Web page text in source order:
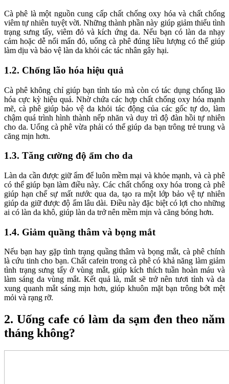
Cà phê là một nguồn cung cấp chất chống oxy hóa và chất chống
viêm tự nhiên tuyệt vời. Những thành phần này giúp giảm thiểu tình
trạng sưng tấy, viêm đỏ và kích ứng da. Nếu bạn có làn da nhạy
cảm hoặc dễ nổi mẩn đỏ, uống cà phê đúng liều lượng có thể giúp
làm dịu và bảo vệ làn da khỏi các tác nhân gây hại.
1.2. Chống lão hóa hiệu quả
Cà phê không chỉ giúp bạn tỉnh táo mà còn có tác dụng chống lão
hóa cực kỳ hiệu quả. Nhờ chứa các hợp chất chống oxy hóa mạnh
mẽ, cà phê giúp bảo vệ da khỏi tác động của các gốc tự do, làm
chậm quá trình hình thành nếp nhăn và duy trì độ đàn hồi tự nhiên
cho da. Uống cà phê vừa phải có thể giúp da bạn trông trẻ trung và
căng mịn hơn.
1.3. Tăng cường độ ẩm cho da
Làn da cần được giữ ẩm để luôn mềm mại và khỏe mạnh, và cà phê
có thể giúp bạn làm điều này. Các chất chống oxy hóa trong cà phê
giúp hạn chế sự mất nước qua da, tạo ra một lớp bảo vệ tự nhiên
giúp da giữ được độ ẩm lâu dài. Điều này đặc biệt có lợi cho những
ai có làn da khô, giúp làn da trở nên mềm mịn và căng bóng hơn.
1.4. Giảm quầng thâm và bọng mắt
Nếu bạn hay gặp tình trạng quầng thâm và bọng mắt, cà phê chính
là cứu tinh cho bạn. Chất cafein trong cà phê có khả năng làm giảm
tình trạng sưng tấy ở vùng mắt, giúp kích thích tuần hoàn máu và
làm sáng da vùng mắt. Kết quả là, mắt sẽ trở nên tươi tỉnh và da
xung quanh mắt sáng mịn hơn, giúp khuôn mặt bạn trông bớt mệt
mỏi và rạng rỡ.
2. Uống cafe có làm da sạm đen theo năm
tháng không?